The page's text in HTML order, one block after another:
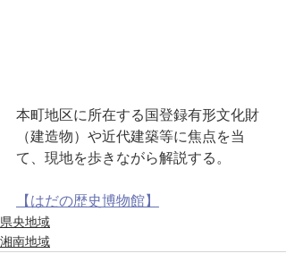
本町地区に所在する国登録有形文化財
（建造物）や近代建築等に焦点を当
て、現地を歩きながら解説する。
【はだの歴史博物館】
県央地域
湘南地域